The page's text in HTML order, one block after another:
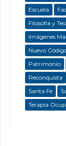
Escuela
Filosofía y
Imágenes
Nuevo
Patrimonio
Reconquista
Santa Fe
Terapia